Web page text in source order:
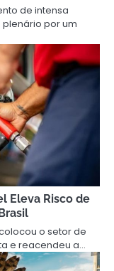
de intensa
por um
Eleva Risco de
o setor de
e reacendeu a…